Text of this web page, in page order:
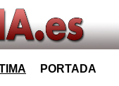
PORTADA